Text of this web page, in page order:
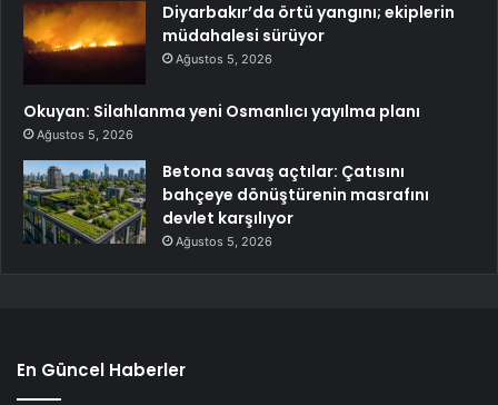
Diyarbakır’da örtü yangını; ekiplerin
müdahalesi sürüyor
Ağustos 5, 2026
Okuyan: Silahlanma yeni Osmanlıcı yayılma planı
Ağustos 5, 2026
Betona savaş açtılar: Çatısını
bahçeye dönüştürenin masrafını
devlet karşılıyor
Ağustos 5, 2026
En Güncel Haberler